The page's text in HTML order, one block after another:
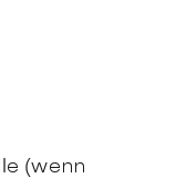
(wenn